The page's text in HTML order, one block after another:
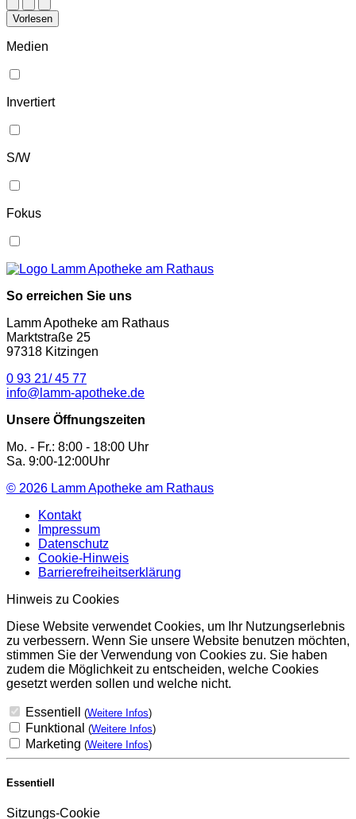
Vorlesen
Medien
Invertiert
S/W
Fokus
So erreichen Sie uns
Lamm Apotheke am Rathaus
Marktstraße 25
97318 Kitzingen
0 93 21/ 45 77
info@lamm-apotheke.de
Unsere Öffnungszeiten
Mo. - Fr.: 8:00 - 18:00 Uhr
Sa. 9:00-12:00Uhr
© 2026 Lamm Apotheke am Rathaus
Kontakt
Impressum
Datenschutz
Cookie-Hinweis
Barrierefreiheitserklärung
Hinweis zu Cookies
Diese Website verwendet Cookies, um Ihr Nutzungserlebnis
zu verbessern. Wenn Sie unsere Website benutzen möchten,
stimmen Sie der Verwendung von Cookies zu. Sie haben
zudem die Möglichkeit zu entscheiden, welche Cookies
gesetzt werden sollen und welche nicht.
Essentiell (Weitere Infos)
Funktional (Weitere Infos)
Marketing (Weitere Infos)
Essentiell
Sitzungs-Cookie